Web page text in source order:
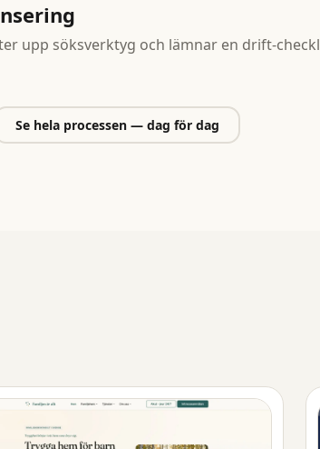
upp söksverktyg och lämnar en drift-
Se hela processen — dag för dag